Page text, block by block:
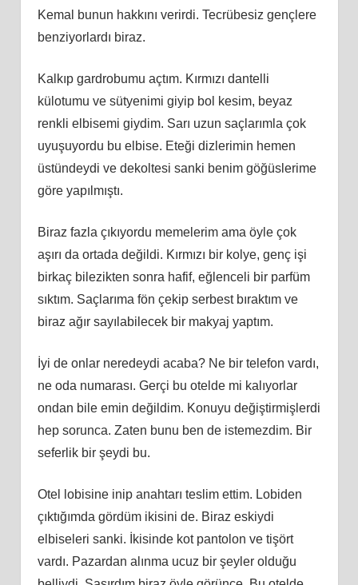
Kemal bunun hakkını verirdi. Tecrübesiz gençlere
benziyorlardı biraz.
Kalkıp gardrobumu açtım. Kırmızı dantelli
külotumu ve sütyenimi giyip bol kesim, beyaz
renkli elbisemi giydim. Sarı uzun saçlarımla çok
uyuşuyordu bu elbise. Eteği dizlerimin hemen
üstündeydi ve dekoltesi sanki benim göğüslerime
göre yapılmıştı.
Biraz fazla çıkıyordu memelerim ama öyle çok
aşırı da ortada değildi. Kırmızı bir kolye, genç işi
birkaç bilezikten sonra hafif, eğlenceli bir parfüm
sıktım. Saçlarıma fön çekip serbest bıraktım ve
biraz ağır sayılabilecek bir makyaj yaptım.
İyi de onlar neredeydi acaba? Ne bir telefon vardı,
ne oda numarası. Gerçi bu otelde mi kalıyorlar
ondan bile emin değildim. Konuyu değiştirmişlerdi
hep sorunca. Zaten bunu ben de istemezdim. Bir
seferlik bir şeydi bu.
Otel lobisine inip anahtarı teslim ettim. Lobiden
çıktığımda gördüm ikisini de. Biraz eskiydi
elbiseleri sanki. İkisinde kot pantolon ve tişört
vardı. Pazardan alınma ucuz bir şeyler olduğu